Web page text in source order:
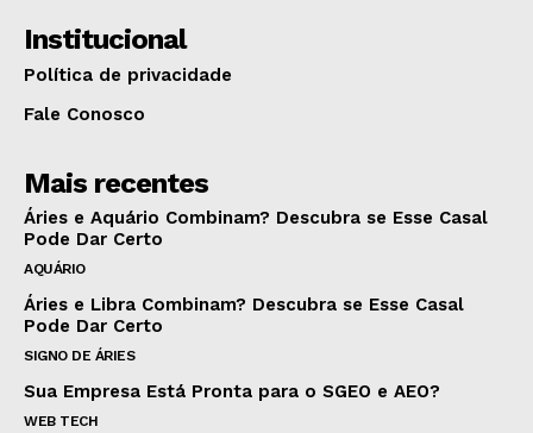
Institucional
Política de privacidade
Fale Conosco
Mais recentes
Áries e Aquário Combinam? Descubra se Esse Casal
Pode Dar Certo
AQUÁRIO
Áries e Libra Combinam? Descubra se Esse Casal
Pode Dar Certo
SIGNO DE ÁRIES
Sua Empresa Está Pronta para o SGEO e AEO?
WEB TECH